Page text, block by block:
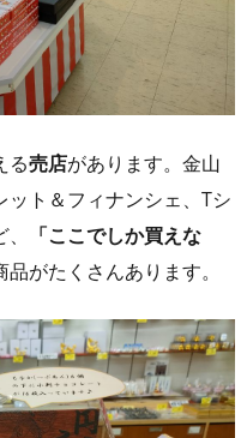
る売店があります。金山
ット＆フィナンシェ、Tシ
「ここでしか買えな
がたくさんあります。